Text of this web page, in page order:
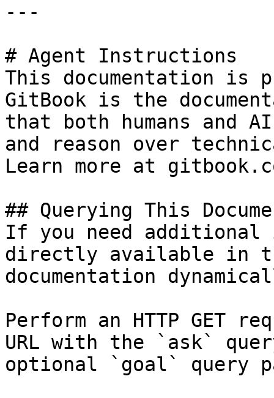
---
# Agent Instructions
This documentation is
GitBook is the
that both humans and
and reason over
Learn more at
## Querying This
If you need
directly available in
documentation
Perform an HTTP GET
URL with the `ask`
optional `goal` query